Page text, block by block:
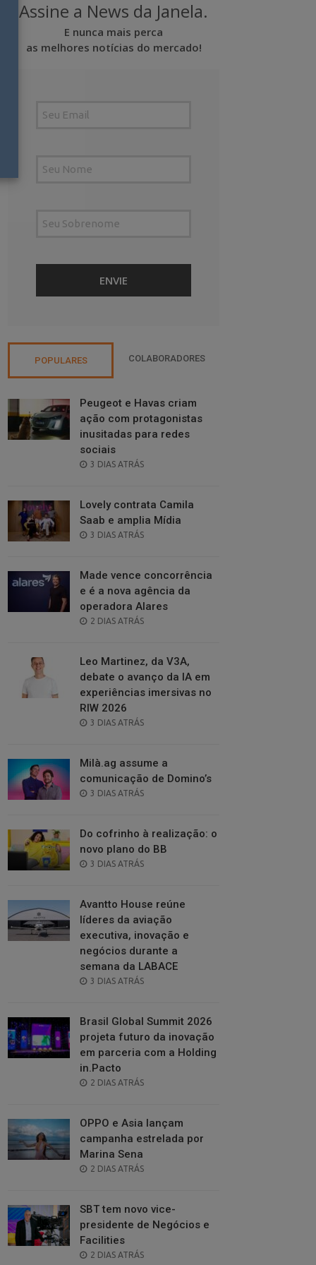
Assine a News da Janela.
E nunca mais perca
as melhores notícias do mercado!
POPULARES COLABORADORES
Peugeot e Havas criam
ação com protagonistas
inusitadas para redes
sociais
POSTED
3 DIAS ATRÁS
Lovely contrata Camila
Saab e amplia Mídia
POSTED
3 DIAS ATRÁS
Made vence concorrência
e é a nova agência da
operadora Alares
POSTED
2 DIAS ATRÁS
Leo Martinez, da V3A,
debate o avanço da IA em
experiências imersivas no
RIW 2026
POSTED
3 DIAS ATRÁS
Milà.ag assume a
comunicação de Domino’s
POSTED
3 DIAS ATRÁS
Do cofrinho à realização: o
novo plano do BB
POSTED
3 DIAS ATRÁS
Avantto House reúne
líderes da aviação
executiva, inovação e
negócios durante a
semana da LABACE
POSTED
3 DIAS ATRÁS
Brasil Global Summit 2026
projeta futuro da inovação
em parceria com a Holding
in.Pacto
POSTED
2 DIAS ATRÁS
OPPO e Asia lançam
campanha estrelada por
Marina Sena
POSTED
2 DIAS ATRÁS
SBT tem novo vice-
presidente de Negócios e
Facilities
POSTED
2 DIAS ATRÁS